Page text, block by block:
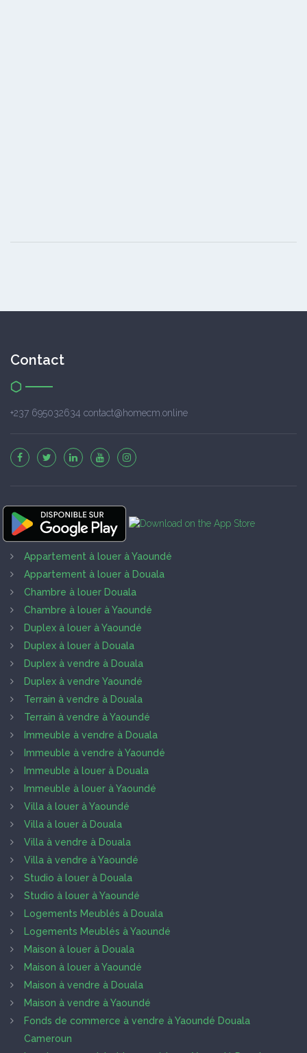
Contact
+237 695032634 contact@homecm.online
Appartement à louer à Yaoundé
Appartement à louer à Douala
Chambre à louer Douala
Chambre à louer à Yaoundé
Duplex à louer à Yaoundé
Duplex à louer à Douala
Duplex à vendre à Douala
Duplex à vendre Yaoundé
Terrain à vendre à Douala
Terrain à vendre à Yaoundé
Immeuble à vendre à Douala
Immeuble à vendre à Yaoundé
Immeuble à louer à Douala
Immeuble à louer à Yaoundé
Villa à louer à Yaoundé
Villa à louer à Douala
Villa à vendre à Douala
Villa à vendre à Yaoundé
Studio à louer à Douala
Studio à louer à Yaoundé
Logements Meublés à Douala
Logements Meublés à Yaoundé
Maison à louer à Douala
Maison à louer à Yaoundé
Maison à vendre à Douala
Maison à vendre à Yaoundé
Fonds de commerce à vendre à Yaoundé Douala
Cameroun